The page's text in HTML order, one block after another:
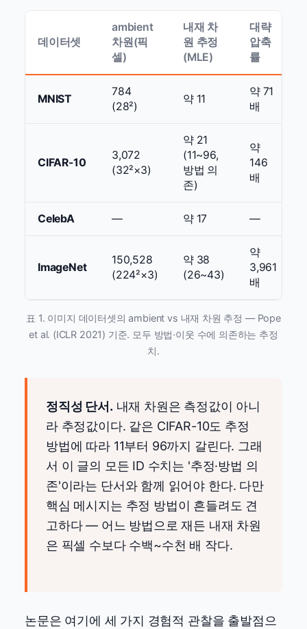
데이터셋
ambient
차원(픽
셀)
내재 차
원 추정
(MLE)
대략
압축
률
MNIST
784
(28²)
약 11
약 71
배
CIFAR-10
3,072
(32²×3)
약 21
(11~96,
방법 의
존)
약
146
배
CelebA — 약 17 —
ImageNet
150,528
(224²×3)
약 38
(26~43)
약
3,961
배
표 1. 이미지 데이터셋의 ambient vs 내재 차원 추정 — Pope
et al. (ICLR 2021) 기준. 모두 방법·이웃 수에 의존하는 추정
치.
정직성 단서. 내재 차원은 측정값이 아니
라 추정값이다. 같은 CIFAR-10도 추정
방법에 따라 11부터 96까지 갈린다. 그래
서 이 글의 모든 ID 수치는 '추정·방법 의
존'이라는 단서와 함께 읽어야 한다. 다만
핵심 메시지는 추정 방법이 흔들려도 견
고하다 — 어느 방법으로 재든 내재 차원
은 픽셀 수보다 수백~수천 배 작다.
논문은 여기에 세 가지 경험적 관찰을 출발점으